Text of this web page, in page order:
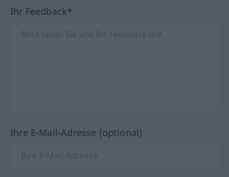
Ihr Feedback*
Ihre E-Mail-Adresse (optional)